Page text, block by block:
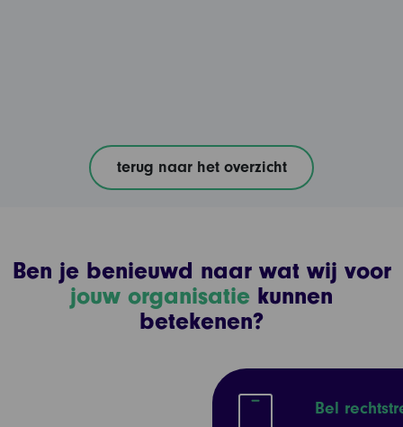
terug naar het overzicht
Ben je benieuwd naar wat wij voor
jouw organisatie kunnen
betekenen?
Bel